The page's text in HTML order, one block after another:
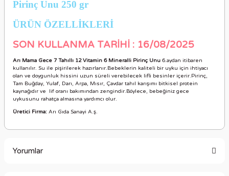
Pirinç Unu 250 gr
ÜRÜN ÖZELLİKLERİ
SON KULLANMA TARİHİ : 16/08/2025
Arı Mama Gece 7 Tahıllı 12 Vitamin 6 Mineralli Pirinç Unu 6.aydan itibaren
kullanılır. Su ile pişirilerek hazırlanır.Bebeklerin kaliteli bir uyku için ihtiyacı
olan ve doygunluk hissini uzun süreli verebilecek lifli besinler içerir.Pirinç,
Tam Buğday, Yulaf, Darı, Arpa, Mısır, Çavdar tahıl karışımı bitkisel protein
kaynağıdır ve lif oranı bakımından zengindir.Böylece, bebeğiniz gece
uykusunu rahatça almasına yardımcı olur.
Üretici Firma: Arı Gıda Sanayi A.ş.
Yorumlar